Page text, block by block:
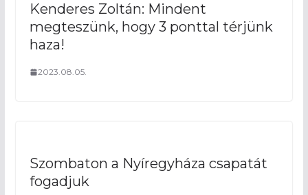
Kenderes Zoltán: Mindent
megteszünk, hogy 3 ponttal térjünk
haza!
2023.08.05.
Szombaton a Nyíregyháza csapatát
fogadjuk